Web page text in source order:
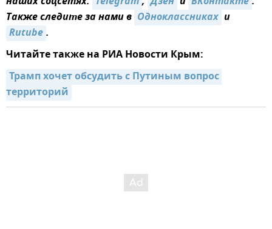
Также следите за нами в Одноклассниках и
Rutube.
Читайте также на РИА Новости Крым:
Трамп хочет обсудить с Путиным вопрос
территорий